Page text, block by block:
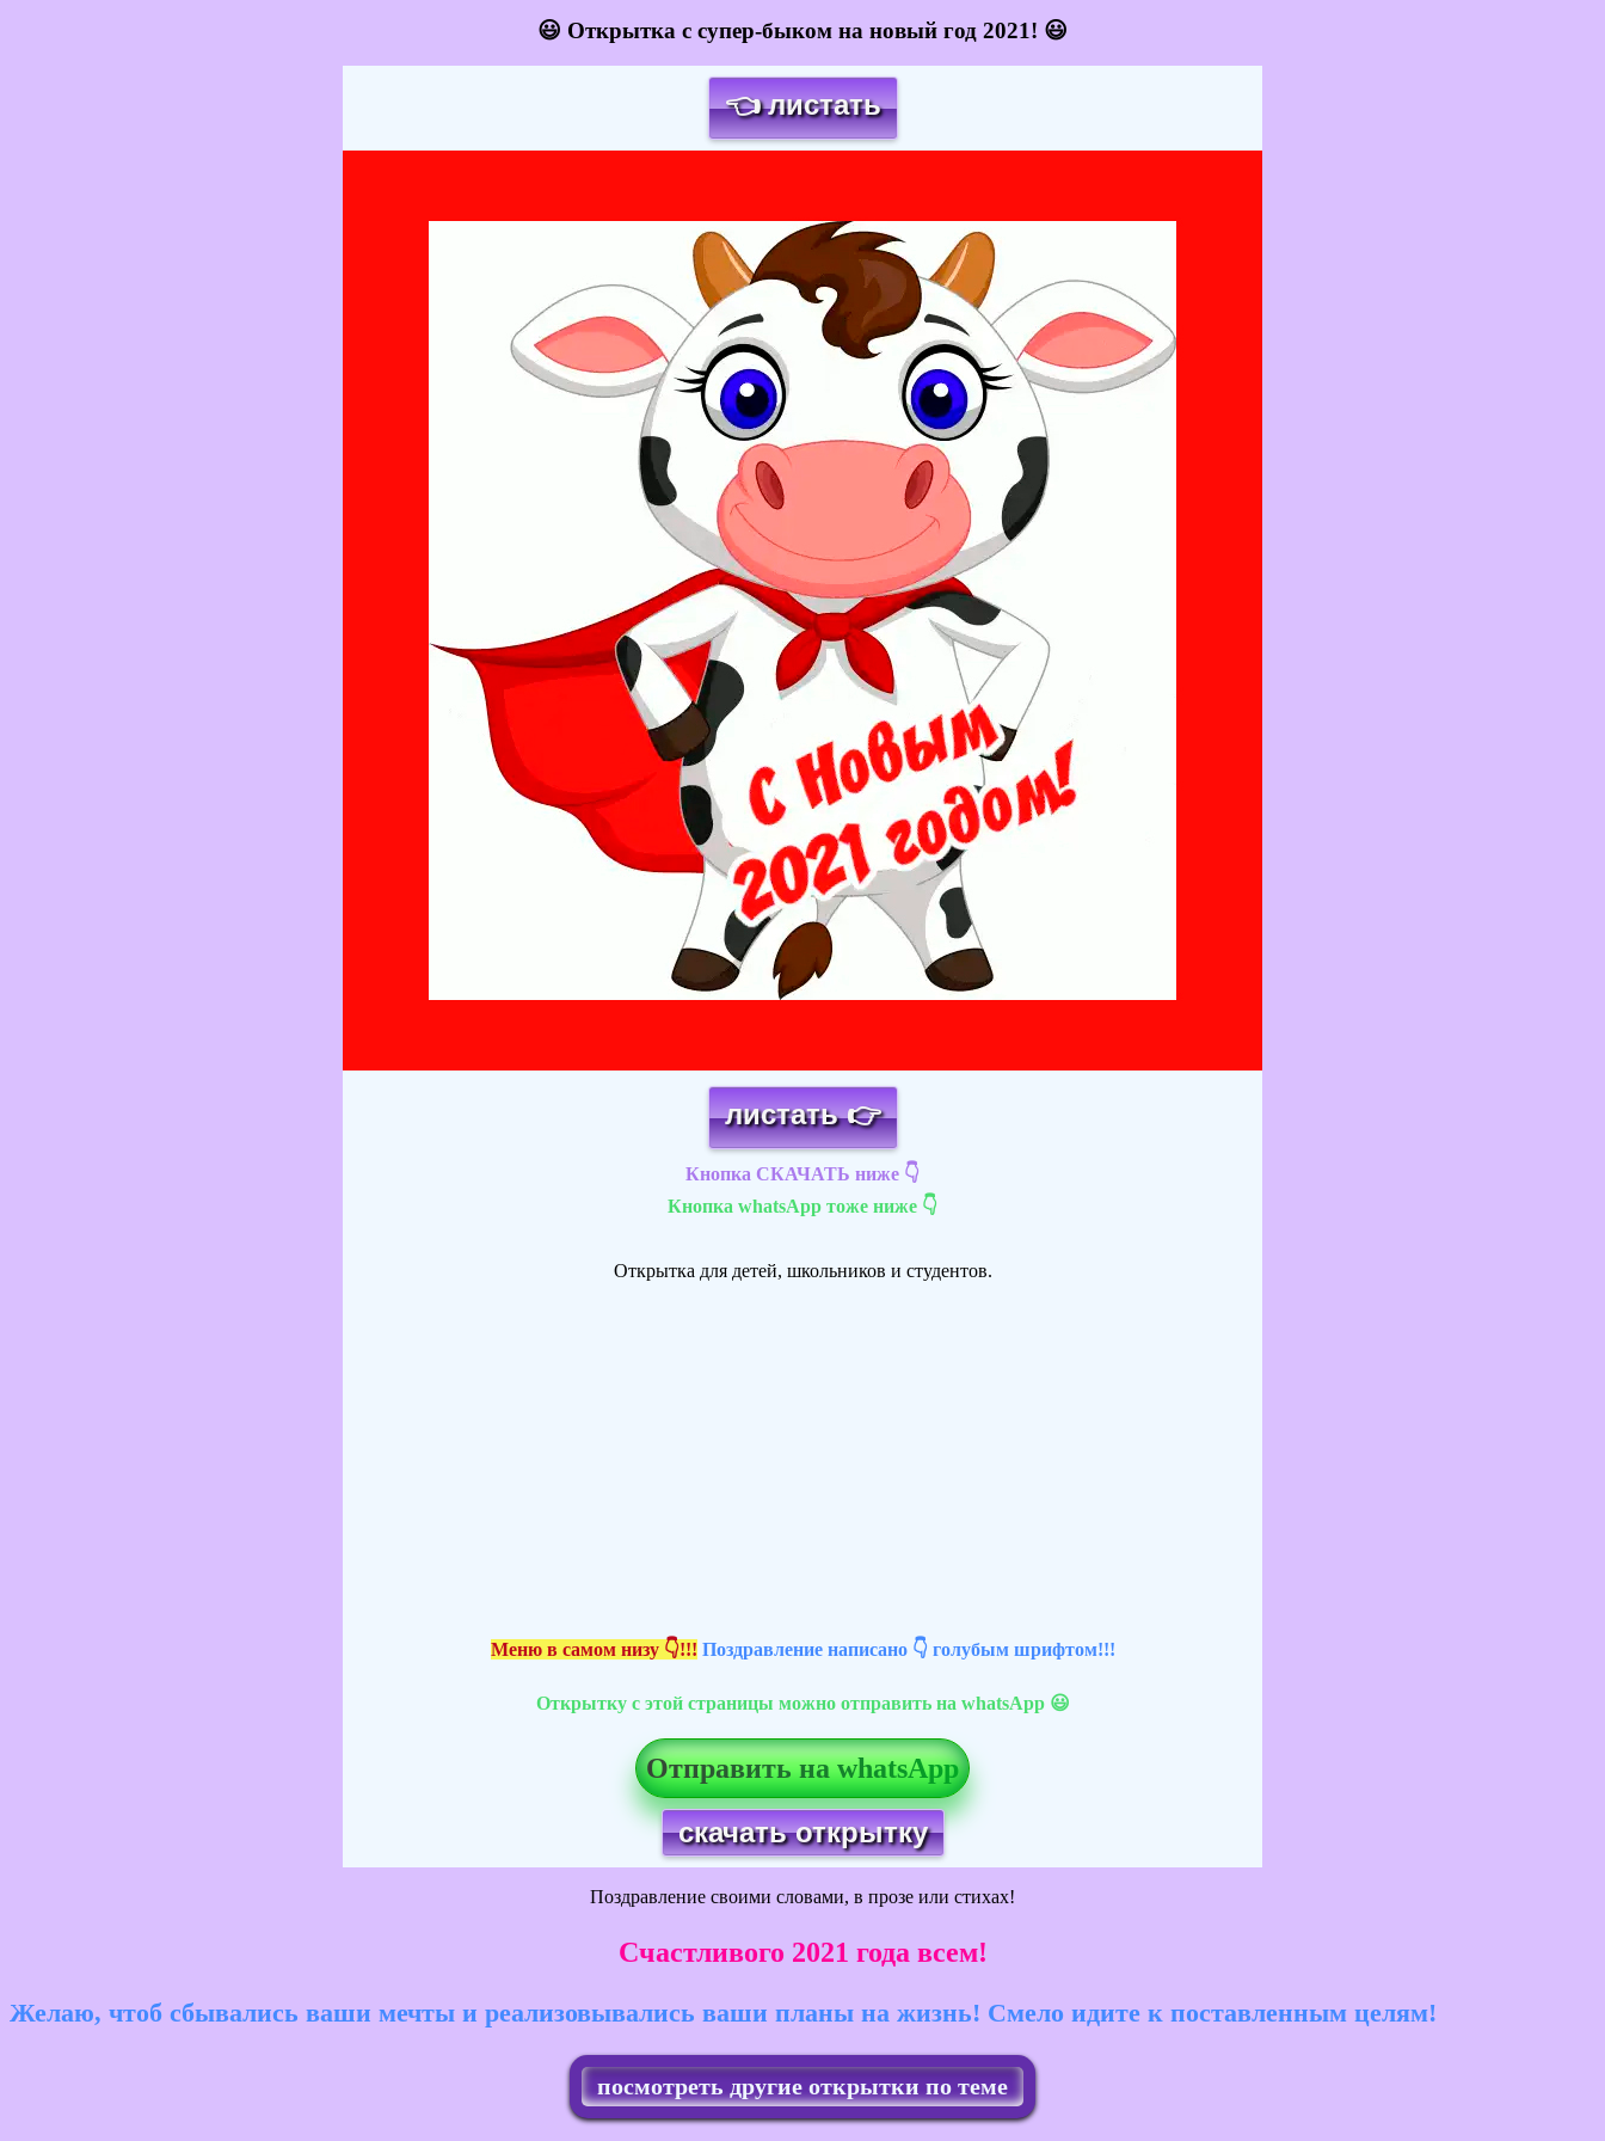
😃 Открытка с супер-быком на новый год 2021! 😃
👈 листать
листать 👉
Кнопка СКАЧАТЬ ниже 👇
Кнопка whatsApp тоже ниже 👇
Открытка для детей, школьников и студентов.
Меню в самом низу 👇!!! Поздравление написано 👇 голубым шрифтом!!!
Открытку с этой страницы можно отправить на whatsApp 😃
Отправить на whatsApp
скачать открытку
Поздравление своими словами, в прозе или стихах!
Счастливого 2021 года всем!
Желаю, чтоб сбывались ваши мечты и реализовывались ваши планы на жизнь! Смело идите к поставленным целям!
посмотреть другие открытки по теме